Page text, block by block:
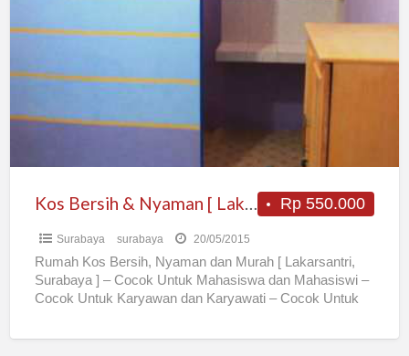
&
[
Sby
Rp 550.000
Kos Bersih & Nyaman [ Lakarsantri, Sby ]
Surabaya surabaya 20/05/2015
Rumah Kos Bersih, Nyaman dan Murah [ Lakarsantri,
Surabaya ] – Cocok Untuk Mahasiswa dan Mahasiswi –
Cocok Untuk Karyawan dan Karyawati – Cocok Untuk